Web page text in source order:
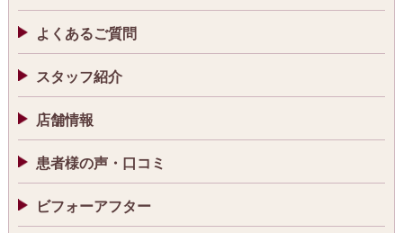
よくあるご質問
スタッフ紹介
店舗情報
患者様の声・口コミ
ビフォーアフター